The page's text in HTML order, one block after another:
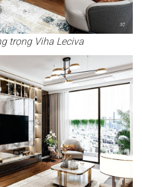
trọng Viha Leciva